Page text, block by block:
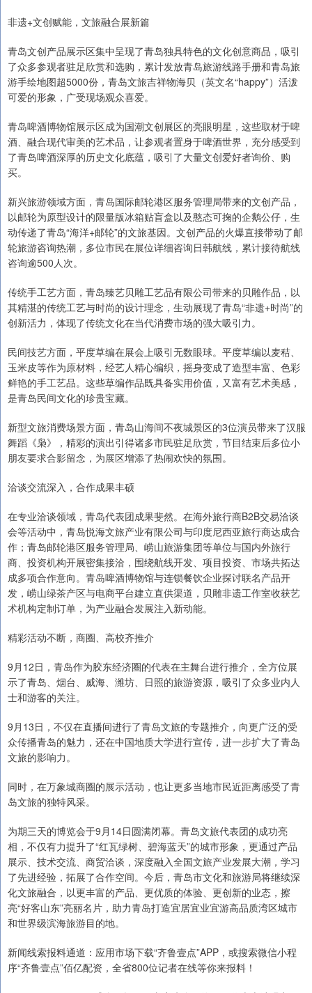
非遗+文创赋能，文旅融合展新篇
青岛文创产品展示区集中呈现了青岛独具特色的文化创意商品，吸引
了众多参观者驻足欣赏和选购，累计发放青岛旅游线路手册和青岛旅
游手绘地图超5000份，青岛文旅吉祥物海贝（英文名“happy”）活泼
可爱的形象，广受现场观众喜爱。
青岛啤酒博物馆展示区成为国潮文创展区的亮眼明星，这些取材于啤
酒、融合现代审美的艺术品，让参观者置身于啤酒世界，充分感受到
了青岛啤酒深厚的历史文化底蕴，吸引了大量文创爱好者询价、购
买。
新兴旅游领域方面，青岛国际邮轮港区服务管理局带来的文创产品，
以邮轮为原型设计的限量版冰箱贴盲盒以及憨态可掬的企鹅公仔，生
动传递了青岛“海洋+邮轮”的文旅基因。文创产品的火爆直接带动了邮
轮旅游咨询热潮，多位市民在展位详细咨询日韩航线，累计接待航线
咨询逾500人次。
传统手工艺方面，青岛臻艺贝雕工艺品有限公司带来的贝雕作品，以
其精湛的传统工艺与时尚的设计理念，生动展现了青岛“非遗+时尚”的
创新活力，体现了传统文化在当代消费市场的强大吸引力。
民间技艺方面，平度草编在展会上吸引无数眼球。平度草编以麦秸、
玉米皮等作为原材料，经艺人精心编织，摇身变成了造型丰富、色彩
鲜艳的手工艺品。这些草编作品既具备实用价值，又富有艺术美感，
是青岛民间文化的珍贵宝藏。
新型文旅消费场景方面，青岛山海间不夜城景区的3位演员带来了汉服
舞蹈《枭》，精彩的演出引得诸多市民驻足欣赏，节目结束后多位小
朋友要求合影留念，为展区增添了热闹欢快的氛围。
洽谈交流深入，合作成果丰硕
在专业洽谈领域，青岛代表团成果斐然。在海外旅行商B2B交易洽谈
会等活动中，青岛悦海文旅产业有限公司与印度尼西亚旅行商达成合
作；青岛邮轮港区服务管理局、崂山旅游集团等单位与国内外旅行
商、投资机构开展密集接洽，围绕航线开发、项目投资、市场共拓达
成多项合作意向。青岛啤酒博物馆与连锁餐饮企业探讨联名产品开
发，崂山绿茶产区与电商平台建立直供渠道，贝雕非遗工作室收获艺
术机构定制订单，为产业融合发展注入新动能。
精彩活动不断，商圈、高校齐推介
9月12日，青岛作为胶东经济圈的代表在主舞台进行推介，全方位展
示了青岛、烟台、威海、潍坊、日照的旅游资源，吸引了众多业内人
士和游客的关注。
9月13日，不仅在直播间进行了青岛文旅的专题推介，向更广泛的受
众传播青岛的魅力，还在中国地质大学进行宣传，进一步扩大了青岛
文旅的影响力。
同时，在万象城商圈的展示活动，也让更多当地市民近距离感受了青
岛文旅的独特风采。
为期三天的博览会于9月14日圆满闭幕。青岛文旅代表团的成功亮
相，不仅有力提升了“红瓦绿树、碧海蓝天”的城市形象，更通过产品
展示、技术交流、商贸洽谈，深度融入全国文旅产业发展大潮，学习
了先进经验，拓展了合作空间。今后，青岛市文化和旅游局将继续深
化文旅融合，以更丰富的产品、更优质的体验、更创新的业态，擦
亮“好客山东”亮丽名片，助力青岛打造宜居宜业宜游高品质湾区城市
和世界级滨海旅游目的地。
新闻线索报料通道：应用市场下载“齐鲁壹点”APP，或搜索微信小程
序“齐鲁壹点”佰亿配资，全省800位记者在线等你来报料！